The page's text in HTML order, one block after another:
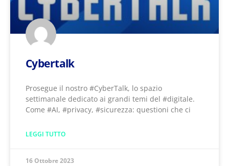
Cybertalk
Prosegue il nostro #CyberTalk, lo spazio
settimanale dedicato ai grandi temi del #digitale.
Come #AI, #privacy, #sicurezza: questioni che ci
LEGGI TUTTO
16 Ottobre 2023